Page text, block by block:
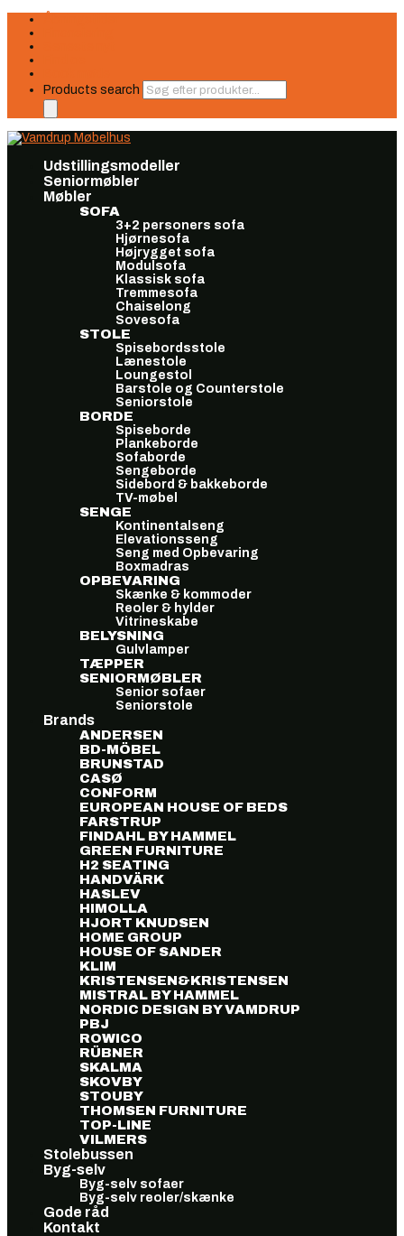
Products search
Udstillingsmodeller
Seniormøbler
Møbler
SOFA
3+2 personers sofa
Hjørnesofa
Højrygget sofa
Modulsofa
Klassisk sofa
Tremmesofa
Chaiselong
Sovesofa
STOLE
Spisebordsstole
Lænestole
Loungestol
Barstole og Counterstole
Seniorstole
BORDE
Spiseborde
Plankeborde
Sofaborde
Sengeborde
Sidebord & bakkeborde
TV-møbel
SENGE
Kontinentalseng
Elevationsseng
Seng med Opbevaring
Boxmadras
OPBEVARING
Skænke & kommoder
Reoler & hylder
Vitrineskabe
BELYSNING
Gulvlamper
TÆPPER
SENIORMØBLER
Senior sofaer
Seniorstole
Brands
ANDERSEN
BD-MÖBEL
BRUNSTAD
CASØ
CONFORM
EUROPEAN HOUSE OF BEDS
FARSTRUP
FINDAHL BY HAMMEL
GREEN FURNITURE
H2 SEATING
HANDVÄRK
HASLEV
HIMOLLA
HJORT KNUDSEN
HOME GROUP
HOUSE OF SANDER
KLIM
KRISTENSEN&KRISTENSEN
MISTRAL BY HAMMEL
NORDIC DESIGN BY VAMDRUP
PBJ
ROWICO
RÜBNER
SKALMA
SKOVBY
STOUBY
THOMSEN FURNITURE
TOP-LINE
VILMERS
Stolebussen
Byg-selv
Byg-selv sofaer
Byg-selv reoler/skænke
Gode råd
Kontakt